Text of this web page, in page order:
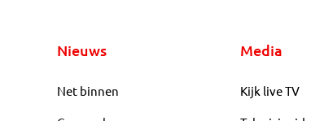
Nieuws
Net binnen
Media
Kijk live TV